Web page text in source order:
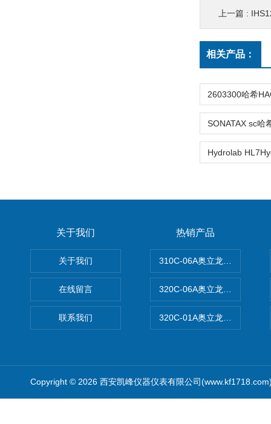
上一篇 :
相关产品：
关于我们
关于我们
在线留言
联系我们
热销产品
310C-06A奥立龙实验室台式
320C-06A奥立龙实验室便携
320C-01A奥立龙实验室便携
Copyright © 2026 西安凯峰仪器仪表有限公司